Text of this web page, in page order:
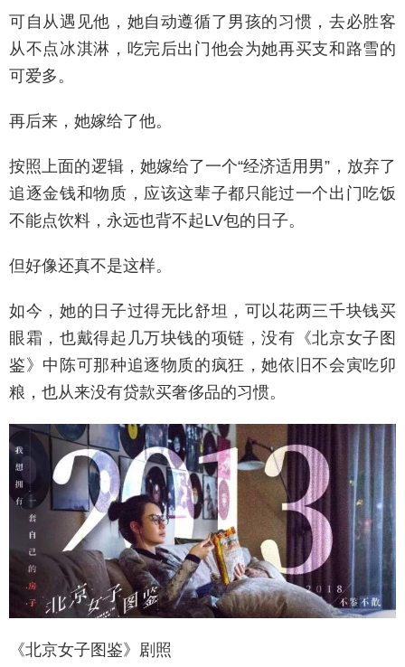
可自从遇见他，她自动遵循了男孩的习惯，去必胜客
从不点冰淇淋，吃完后出门他会为她再买支和路雪的
可爱多。
再后来，她嫁给了他。
按照上面的逻辑，她嫁给了一个“经济适用男”，放弃了
追逐金钱和物质，应该这辈子都只能过一个出门吃饭
不能点饮料，永远也背不起LV包的日子。
但好像还真不是这样。
如今，她的日子过得无比舒坦，可以花两三千块钱买
眼霜，也戴得起几万块钱的项链，没有《北京女子图
鉴》中陈可那种追逐物质的疯狂，她依旧不会寅吃卯
粮，也从来没有贷款买奢侈品的习惯。
《北京女子图鉴》剧照